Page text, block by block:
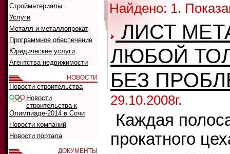
Найдено: 1.
ЛИСТ
ЛЮБОЙ
БЕЗ
29.10.2008г.
Каждая
прокатного
Стройматериалы
Услуги
Металл и металлопрокат
Программное обеспечение
Юридические услуги
Агентства недвижимости
НОВОСТИ
Новости строительства
Новости
строительства к
Олимпиаде-2014 в Сочи
Новости компаний
Новости портала
ДОКУМЕНТЫ